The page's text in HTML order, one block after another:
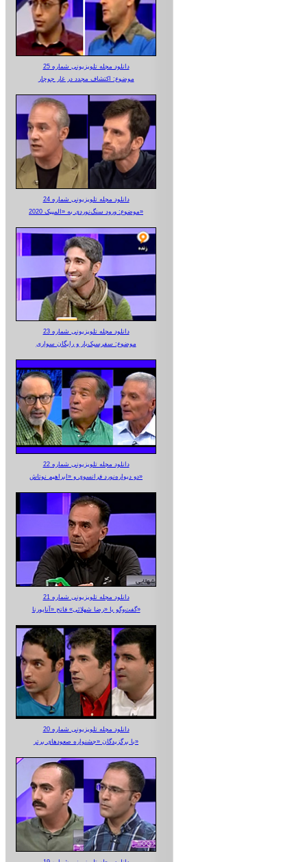
دانلود مجله تلویزیونی شماره 25
موضوع: اکتشاف مجدد در غار جوجار
دانلود مجله تلویزیونی شماره 24
موضوع: ورود سنگ‌نوردی به «المپیک 2020»
دانلود مجله تلویزیونی شماره 23
موضوع: سفرسبک‌بار و رایگان سواری
دانلود مجله تلویزیونی شماره 22
دو دیواره‌نورد فرانسوی و «ابراهیم نوتاش»
دانلود مجله تلویزیونی شماره 21
گفت‌وگو با «رضا شهلائی» فاتح «آناپورنا»
دانلود مجله تلویزیونی شماره 20
با برگزیدگان «جشنواره صعودهای برتر»